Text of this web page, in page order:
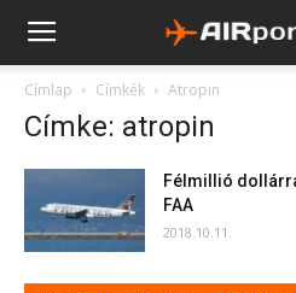
Címlap Címkék Atropin
Címke: atropin
Félmillió
FAA
2018.10.11.